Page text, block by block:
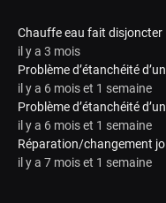
Chauffe eau fait disjoncter
il y a 3 mois
Problème d’étanchéité
il y a 6 mois et 1 semaine
Problème d’étanchéité
il y a 6 mois et 1 semaine
Réparation/changement
il y a 7 mois et 1 semaine